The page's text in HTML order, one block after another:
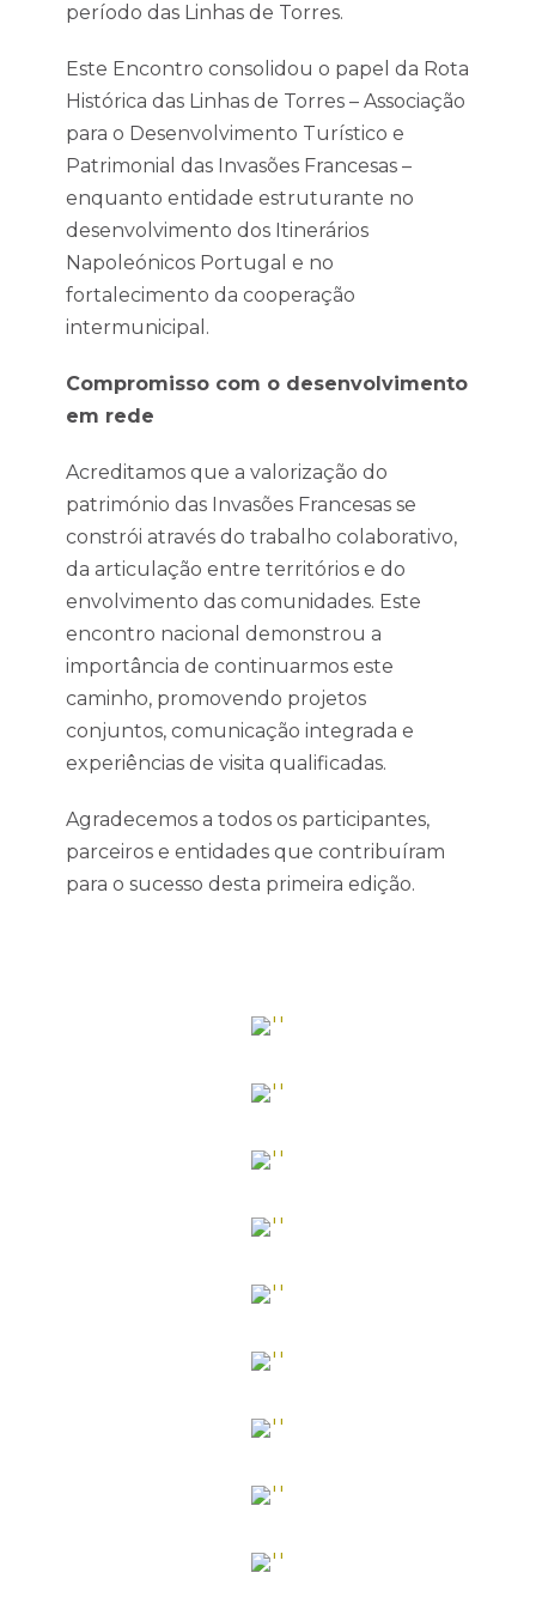
período das Linhas de Torres.
Este Encontro consolidou o papel da Rota
Histórica das Linhas de Torres – Associação
para o Desenvolvimento Turístico e
Patrimonial das Invasões Francesas –
enquanto entidade estruturante no
desenvolvimento dos Itinerários
Napoleónicos Portugal e no
fortalecimento da cooperação
intermunicipal.
Compromisso com o desenvolvimento
em rede
Acreditamos que a valorização do
património das Invasões Francesas se
constrói através do trabalho colaborativo,
da articulação entre territórios e do
envolvimento das comunidades. Este
encontro nacional demonstrou a
importância de continuarmos este
caminho, promovendo projetos
conjuntos, comunicação integrada e
experiências de visita qualificadas.
Agradecemos a todos os participantes,
parceiros e entidades que contribuíram
para o sucesso desta primeira edição.